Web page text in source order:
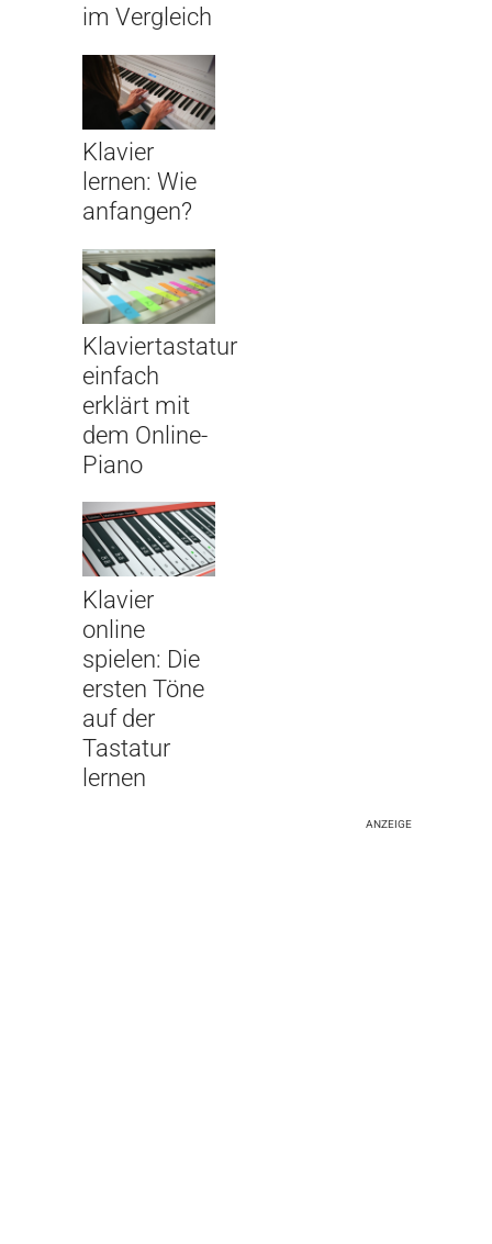
im Vergleich
Klavier
lernen: Wie
anfangen?
Klaviertastatur
einfach
erklärt mit
dem Online-
Piano
Klavier
online
spielen: Die
ersten Töne
auf der
Tastatur
lernen
ANZEIGE